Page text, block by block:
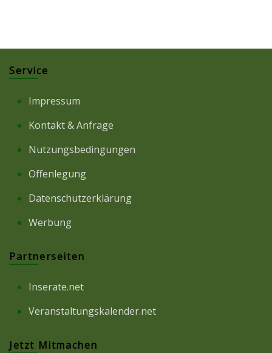
Service
Impressum
Kontakt & Anfrage
Nutzungsbedingungen
Offenlegung
Datenschutzerklärung
Werbung
Partnerseiten
Inserate.net
Veranstaltungskalender.net
Jetzt Mitmachen